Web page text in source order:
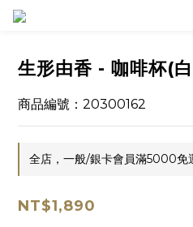
生形由香 - 咖啡杯(
商品編號：20300162
全店，一般/銀卡會員滿5000免
NT$1,890